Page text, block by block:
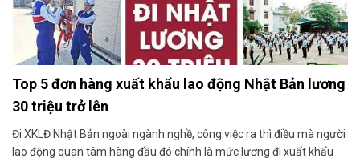
Top 5 đơn hàng xuất khẩu lao động Nhật Bản lương
30 triệu trở lên
Đi XKLĐ Nhật Bản ngoài ngành nghề, công việc ra thì điều mà người
lao động quan tâm hàng đầu đó chính là mức lương đi xuất khẩu